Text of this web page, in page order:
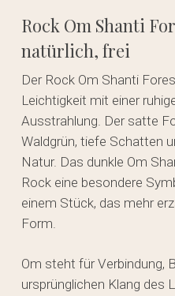
Rock Om Shanti
natürlich, frei
Der Rock Om Shanti
Leichtigkeit mit einer
Ausstrahlung. Der satte
Waldgrün, tiefe Schatten
Natur. Das dunkle Om
Rock eine besondere
einem Stück, das mehr
Form.
Om steht für Verbindung,
ursprünglichen Klang des